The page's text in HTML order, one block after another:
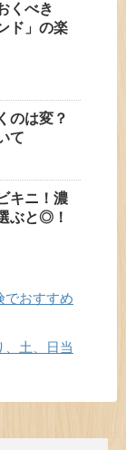
くべき
ド」の楽
のは変？
て
キニ！濃
ぶと◎！
でおすすめ
、土、日当